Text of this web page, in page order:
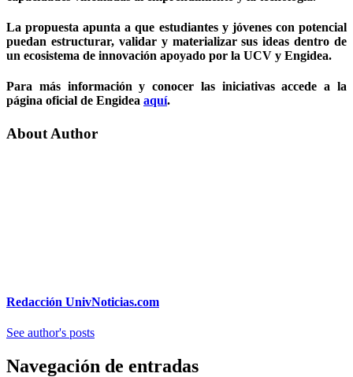
La propuesta apunta a que estudiantes y jóvenes con potencial
puedan estructurar, validar y materializar sus ideas dentro de
un ecosistema de innovación apoyado por la UCV y Engidea.
Para más información y conocer las iniciativas accede a la
página oficial de Engidea aquí.
About Author
Redacción UnivNoticias.com
See author's posts
Navegación de entradas